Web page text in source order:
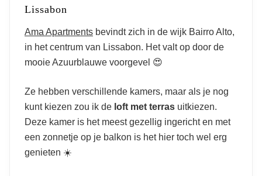
Lissabon
Ama Apartments bevindt zich in de wijk Bairro Alto,
in het centrum van Lissabon. Het valt op door de
mooie Azuurblauwe voorgevel 😍
Ze hebben verschillende kamers, maar als je nog
kunt kiezen zou ik de loft met terras uitkiezen.
Deze kamer is het meest gezellig ingericht en met
een zonnetje op je balkon is het hier toch wel erg
genieten ☀️